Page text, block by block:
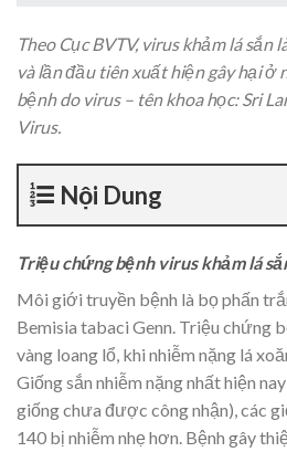
Theo Cục BVTV, virus khảm lá sắn
và lần đầu tiên xuất hiện gây hại ở
bệnh do virus – tên khoa học: Sri
Virus.
Nội Dung
Triệu chứng bệnh virus khảm lá
Môi giới truyền bệnh là bọ phấn
Bemisia tabaci Genn. Triệu chứng
vàng loang lổ, khi nhiễm nặng lá
Giống sắn nhiễm nặng nhất hiện
giống chưa được công nhận), các
140 bị nhiễm nhẹ hơn. Bệnh gây